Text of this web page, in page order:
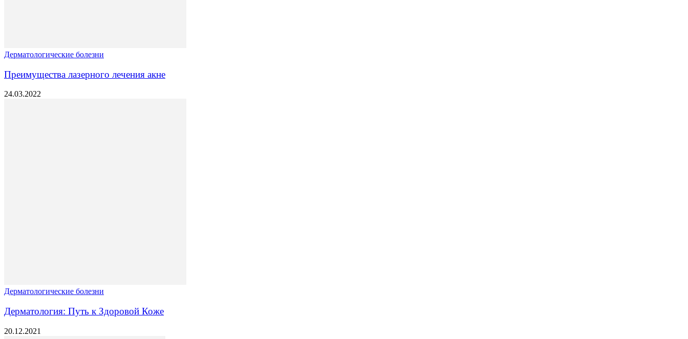
Дерматологические болезни
Преимущества лазерного лечения акне
24.03.2022
Дерматологические болезни
Дерматология: Путь к Здоровой Коже
20.12.2021